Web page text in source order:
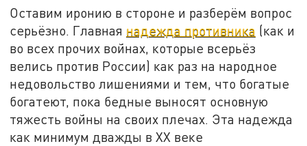
Оставим иронию в стороне и разберём вопрос
серьёзно. Главная надежда противника (как и
во всех прочих войнах, которые всерьёз
велись против России) как раз на народное
недовольство лишениями и тем, что богатые
богатеют, пока бедные выносят основную
тяжесть войны на своих плечах. Эта надежда
как минимум дважды в XX веке